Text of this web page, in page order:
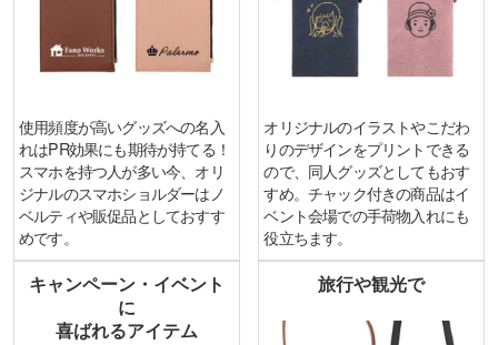
使用頻度が高いグッズへの名入
れはPR効果にも期待が持てる！
スマホを持つ人が多い今、オリ
ジナルのスマホショルダーはノ
ベルティや販促品としておすす
めです。
オリジナルのイラストやこだわ
りのデザインをプリントできる
ので、同人グッズとしてもおす
すめ。チャック付きの商品はイ
ベント会場での手荷物入れにも
役立ちます。
キャンペーン・イベント
に
喜ばれるアイテム
旅行や観光で